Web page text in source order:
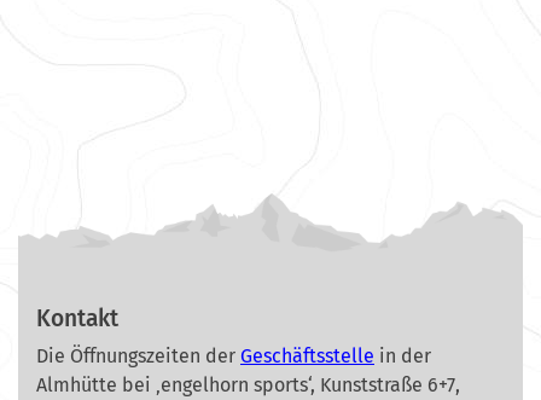
Kontakt
Die Öffnungszeiten der Geschäftsstelle in der
Almhütte bei ‚engelhorn sports‘, Kunststraße 6+7,